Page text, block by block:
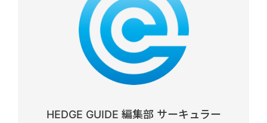
HEDGE GUIDE 編集部 サーキュラー